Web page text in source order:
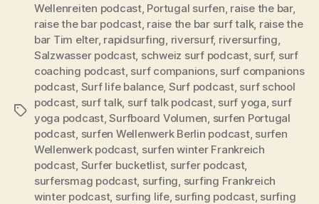
Schlagwörter
Wellenreiten podcast, Portugal surfen raise the bar,
raise the bar podcast, raise the bar surf talk, raise the
bar Tim elter, rapidsurfing riversurf, riversurfing
Salzwasser podcast, schweiz surf podcast, surf, surf
coaching podcast, surf companions, surf companions
podcast Surf life balance, Surf podcast, surf school
podcast surf talk, surf talk podcast, surf yoga surf
yoga podcast,Surfboard Volumen surfen Portugal
podcast surfen Wellenwerk Berlin podcast, surfen
Wellenwerk podcast, surfen winter Frankreich
podcast Surfer bucketlist, surfer podcast,
surfersmag podcast, surfing surfing Frankreich
winter podcast, surfing life, surfing podcast, surfing